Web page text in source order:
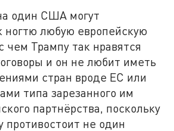
один США могут
ногтю любую европейскую
чем Трампу так нравятся
и он не любит иметь
стран вроде ЕС или
типа зарезанного им
партнёрства, поскольку
противостоит не один